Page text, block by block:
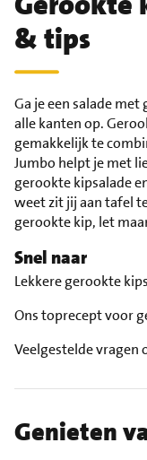
& tips
Ga je een salade
alle kanten op.
gemakkelijk te
Jumbo helpt je met
gerookte kipsalade
weet zit jij aan tafel
gerookte kip, let
Snel naar
Lekkere gerookte
Ons toprecept voor
Veelgestelde vragen
Genieten